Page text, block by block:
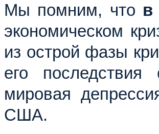
Мы помним, что в
экономическом
из острой фазы
его
мировая
США.